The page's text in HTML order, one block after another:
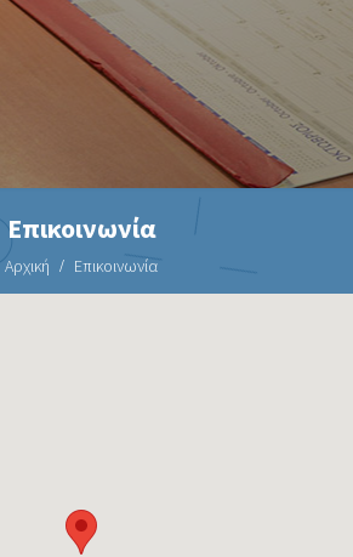
Επικοινωνία
Αρχική Επικοινωνία